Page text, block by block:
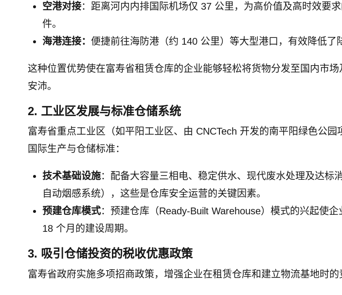
空港对接：距离河内内排国际机场仅 37 公里，为高价值及高时效要
件。
海港连接： 便捷前往海防港（约 140 公里）等大型港口，有效降低了
这种位置优势使在富寿省租赁仓库的企业能够轻松将货物分发至国内市
安沛。
2. 工业区发展与标准仓储系统
富寿省重点工业区（如平阳工业区、由 CNCTech 开发的南平阳绿色公
国际生产与仓储标准：
技术基础设施：配备大容量三相电、稳定供水、现代废水处理及达标
自动烟感系统），这些是仓库安全运营的关键因素。
预建仓库模式：预建仓库（Ready-Built Warehouse）模式的兴起使
18 个月的建设周期。
3. 吸引仓储投资的税收优惠政策
富寿省政府实施多项招商政策，增强企业在租赁仓库和建立物流基地时的